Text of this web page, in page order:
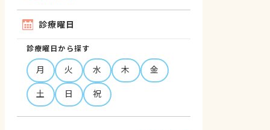
診療曜日
診療曜日から探す
月 火 水 木
金
土
日 祝